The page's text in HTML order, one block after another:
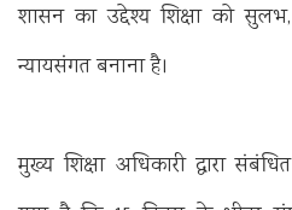
शासन का उद्देश्य शिक्षा को
न्यायसंगत बनाना है।
मुख्य शिक्षा अधिकारी द्वारा